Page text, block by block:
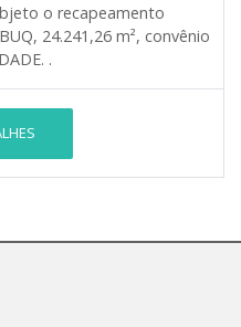
o recapeamento
24.241,26 m², convênio
.